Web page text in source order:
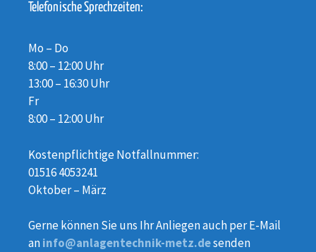
Telefonische Sprechzeiten:
Mo – Do
8:00 – 12:00 Uhr
13:00 – 16:30 Uhr
Fr
8:00 – 12:00 Uhr
Kostenpflichtige Notfallnummer:
01516 4053241
Oktober – März
Gerne können Sie uns Ihr Anliegen auch per E-Mail
aninfo@anlagentechnik-metz.desenden